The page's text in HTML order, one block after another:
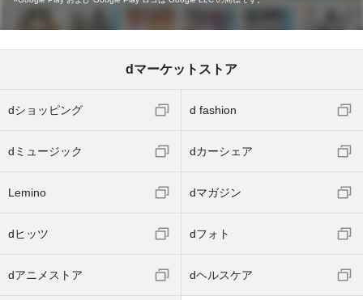
dマーケットストア
dショッピング d fashion
dミュージック dカーシェア
Lemino dマガジン
dヒッツ dフォト
dアニメストア dヘルスケア